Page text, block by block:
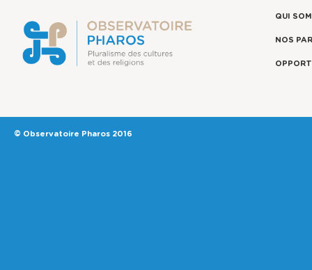
QUI
NOS
© Observatoire Pharos 2016